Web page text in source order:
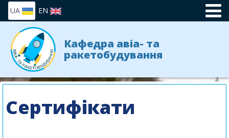
UA EN
Кафедра авіа- та
ракетобудування
Сертифікати